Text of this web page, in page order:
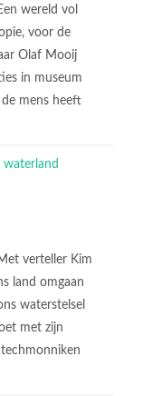
wereld vol
voor de
Olaf Mooij
in museum
mens heeft
verteller Kim
land omgaan
waterstelsel
met zijn